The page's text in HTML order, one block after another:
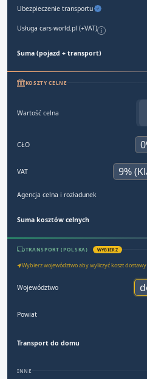
Ubezpieczenie transportu
Usługa cars-world.pl (+VAT)
Suma (pojazd + transport)
KOSZTY CELNE
Wartość celna
CŁO
VAT
Agencja celna i rozładunek
Suma kosztów celnych
TRANSPORT (POLSKA) WYBIERZ
Wybierz województwo aby wyliczyć koszt dostawy
Województwo
Powiat
Transport do domu
INNE